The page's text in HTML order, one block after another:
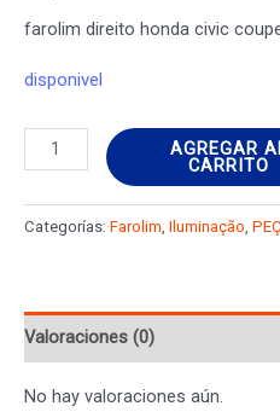
farolim direito honda civic
disponivel
farolim
direito
honda
cantidad
AGREGAR
CARRITO
Categorías: Farolim, Iluminação,
Valoraciones (0)
No hay valoraciones aún.